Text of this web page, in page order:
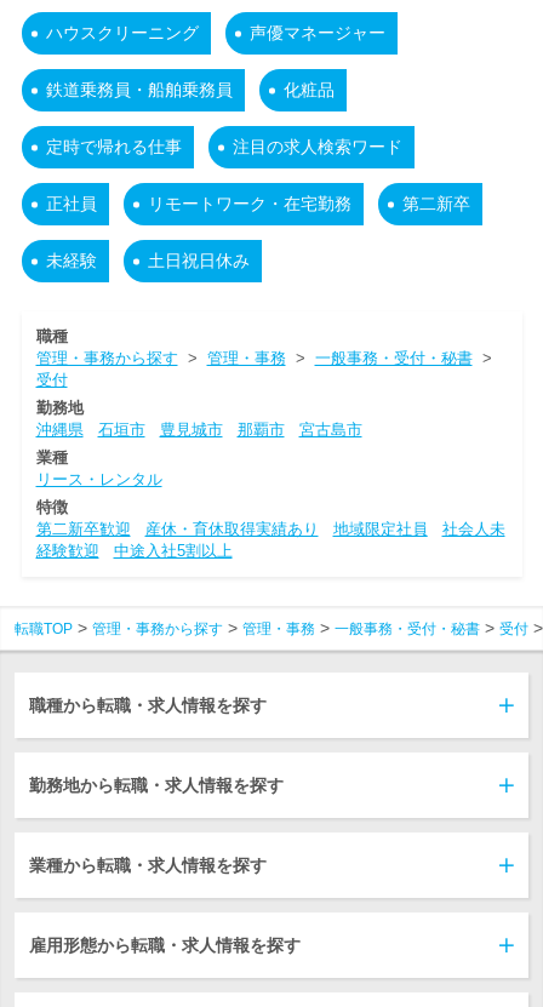
ハウスクリーニング 声優マネージャー
鉄道乗務員・船舶乗務員 化粧品
定時で帰れる仕事 注目の求人検索ワード
正社員 リモートワーク・在宅勤務 第二新卒
未経験 土日祝日休み
職種
管理・事務から探す > 管理・事務> 一般事務・受付・秘書>
受付
勤務地
沖縄県
石垣市 豊見城市 那覇市
宮古島市
業種
リース・レンタル
特徴
第二新卒歓迎
産休・育休取得実績あり 地域限定社員
社会人未
経験歓迎
中途入社5割以上
転職TOP 管理・事務から探す 管理・事務 一般事務・受付・秘書 受付
職種から転職・求人情報を探す
勤務地から転職・求人情報を探す
業種から転職・求人情報を探す
雇用形態から転職・求人情報を探す